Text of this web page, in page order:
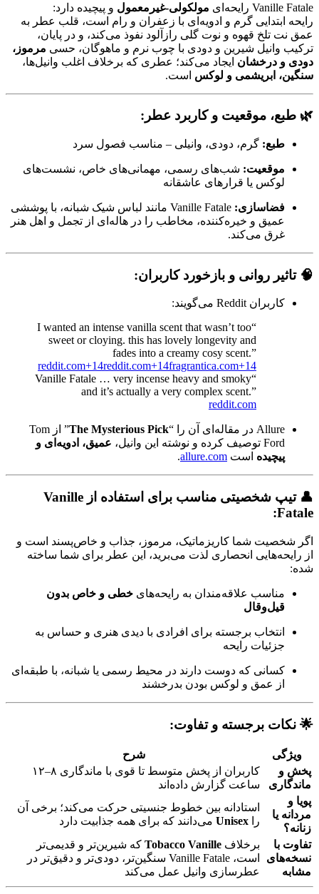
Vanille Fatale رایحه‌ای مولکولی-غیرمعمول و پیچیده دارد:
رایحه‌ ابتدایی گرم و ادویه‌ای با زعفران و رام است، قلب عطر به
عمق نت تلخ قهوه و نوت گلی رازآلود نفوذ می‌کند، و در پایان،
ترکیب وانیل شیرین و دودی با چوب نرم و ماهوگان، حسی مرموز،
دودی و درخشان ایجاد می‌کند؛ عطری که برخلاف اغلب وانیل‌ها،
سنگین، ابریشمی و لوکس است.
🌿 طبع، موقعیت و کاربرد عطر:
طبع: گرم، دودی، وانیلی – مناسب فصول سرد
موقعیت: شب‌های رسمی، مهمانی‌های خاص، نشست‌های
لوکس یا قرارهای عاشقانه
فضاسازی:
Vanille Fatale مانند لباس شیک شبانه، با پوششی
عمیق و خیره‌کننده، مخاطب را در هاله‌ای از تجمل و اهل هنر
غرق می‌کند.
🧠تاثیر روانی و بازخورد کاربران:
کاربران Reddit می‌گویند:
“I wanted an intense vanilla scent that wasn’t too
sweet or cloying. this has lovely longevity and
fades into a creamy cosy scent.”
reddit.com+14reddit.com+14fragrantica.com+14
“Vanille Fatale … very incense heavy and smoky
and it’s actually a very complex scent.”
reddit.com
Allure در مقاله‌ای آن را “ The Mysterious Pick
” از Tom
Ford توصیف کرده و نوشته این وانیل،
عمیق، ادویه‌ای و
پیچیده است allure.com
.
👤
تیپ شخصیتی مناسب برای استفاده از Vanille
Fatale:
اگر شخصیت شما‌ کاریزماتیک، مرموز، جذاب و خاص‌پسند است و
از رایحه‌هایی انحصاری لذت می‌برید، این عطر برای شما ساخته
شده:
مناسب علاقه‌مندان به رایحه‌های خطی و خاص بدون
قیل‌و‌قال
انتخاب برجسته برای افرادی با دیدی هنری و حساس به
جزئیات رایحه
کسانی که دوست دارند در محیط رسمی یا شبانه، با طبقه‌ای
از عمق و لوکس بودن بدرخشند
🌟 نکات برجسته و تفاوت:
ویژگی
شرح
پخش و
ماندگاری
کاربران از پخش متوسط تا قوی با ماندگاری ۸–۱۲
ساعت گزارش داده‌اند
پویا و
مردانه یا
زنانه؟
استادانه بین خطوط جنسیتی حرکت می‌کند؛ برخی آن
را Unisex می‌دانند که برای همه جذابیت دارد
تفاوت با
نسخه‌های
مشابه
برخلاف Tobacco Vanille که شیرین‌تر و قدیمی‌تر
است، Vanille Fatale سنگین‌تر، دودی‌تر و دقیق‌تر در
عطرسازی وانیل عمل می‌کند